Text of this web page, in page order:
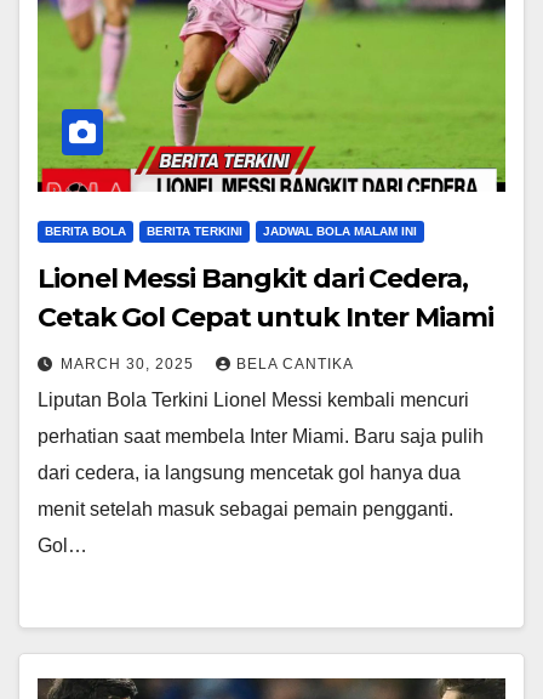
BERITA BOLA BERITA TERKINI JADWAL BOLA MALAM INI
Lionel Messi Bangkit dari Cedera,
Cetak Gol Cepat untuk Inter Miami
MARCH 30, 2025 BELA CANTIKA
Liputan Bola Terkini Lionel Messi kembali mencuri
perhatian saat membela Inter Miami. Baru saja pulih
dari cedera, ia langsung mencetak gol hanya dua
menit setelah masuk sebagai pemain pengganti.
Gol…